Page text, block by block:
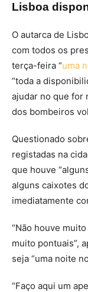
Lisboa
O autarca de
com todos os
terça-feira “uma
“toda a
ajudar no que for
dos bombeiros
Questionado
registadas na
que houve
alguns caixotes
imediatamente
“Não houve
muito pontuais”,
seja “uma noite
“Faço aqui um